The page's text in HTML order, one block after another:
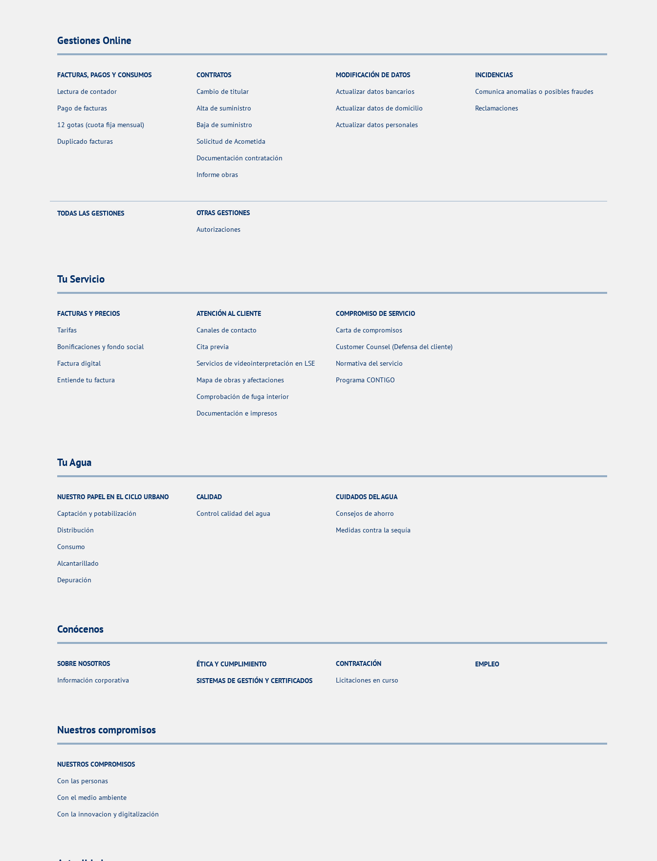
Gestiones Online
FACTURAS, PAGOS Y CONSUMOS
Lectura de contador
Pago de facturas
12 gotas (cuota fija mensual)
Duplicado facturas
CONTRATOS
Cambio de titular
Alta de suministro
Baja de suministro
Solicitud de Acometida
Documentación contratación
Informe obras
MODIFICACIÓN DE DATOS
Actualizar datos bancarios
Actualizar datos de domicilio
Actualizar datos personales
INCIDENCIAS
Comunica anomalías o posibles fraudes
Reclamaciones
TODAS LAS GESTIONES
OTRAS GESTIONES
Autorizaciones
Tu Servicio
FACTURAS Y PRECIOS
Tarifas
Bonificaciones y fondo social
Factura digital
Entiende tu factura
ATENCIÓN AL CLIENTE
Canales de contacto
Cita previa
Servicios de videointerpretación en LSE
Mapa de obras y afectaciones
Comprobación de fuga interior
Documentación e impresos
COMPROMISO DE SERVICIO
Carta de compromisos
Customer Counsel (Defensa del cliente)
Normativa del servicio
Programa CONTIGO
Tu Agua
NUESTRO PAPEL EN EL CICLO URBANO
Captación y potabilización
Distribución
Consumo
Alcantarillado
Depuración
CALIDAD
Control calidad del agua
CUIDADOS DEL AGUA
Consejos de ahorro
Medidas contra la sequía
Conócenos
SOBRE NOSOTROS
Información corporativa
ÉTICA Y CUMPLIMIENTO
SISTEMAS DE GESTIÓN Y CERTIFICADOS
CONTRATACIÓN
Licitaciones en curso
EMPLEO
Nuestros compromisos
NUESTROS COMPROMISOS
Con las personas
Con el medio ambiente
Con la innovacion y digitalización